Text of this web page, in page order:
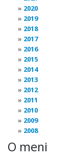
2020
2019
2018
2017
2016
2015
2014
2013
2012
2011
2010
2009
2008
O meni